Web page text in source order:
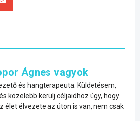
Ágnes vagyok
és hangterapeuta. Küldetésem,
közelebb kerülj céljaidhoz úgy, hogy
élet élvezete az úton is van, nem csak